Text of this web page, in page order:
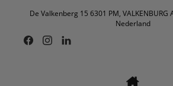
De Valkenberg 15 6301 PM, VALKENBURG
Nederland